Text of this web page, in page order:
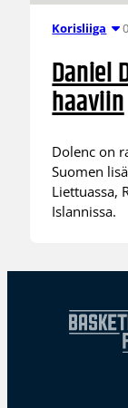
Korisliiga
Daniel
haaviin
Dolenc on
Suomen
Liettuassa,
Islannissa.